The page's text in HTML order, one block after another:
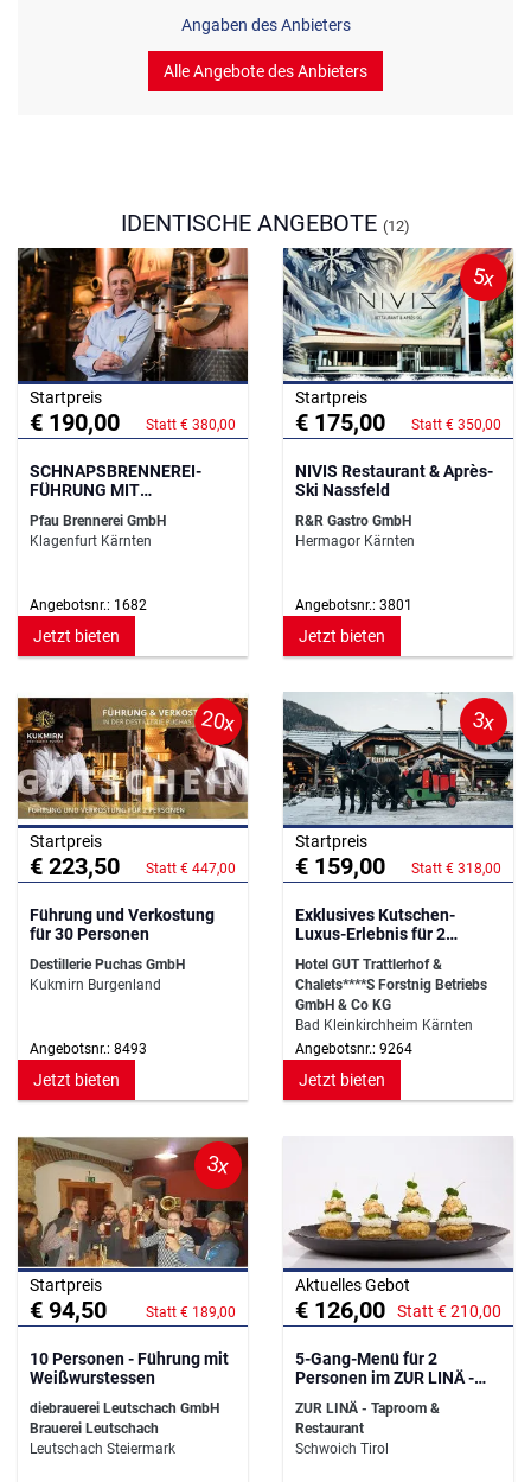
Angaben des Anbieters
Alle Angebote des Anbieters
IDENTISCHE ANGEBOTE (12)
Startpreis
€ 190,00 Statt € 380,00
SCHNAPSBRENNEREI-
FÜHRUNG MIT
VERKOSTUNG
Pfau Brennerei GmbH
Klagenfurt Kärnten
Angebotsnr.: 1682
Jetzt bieten
5x
Startpreis
€ 175,00 Statt € 350,00
NIVIS Restaurant & Après-
Ski Nassfeld
R&R Gastro GmbH
Hermagor Kärnten
Angebotsnr.: 3801
Jetzt bieten
20x
Startpreis
€ 223,50 Statt € 447,00
Führung und Verkostung
für 30 Personen
Destillerie Puchas GmbH
Kukmirn Burgenland
Angebotsnr.: 8493
Jetzt bieten
3x
Startpreis
€ 159,00 Statt € 318,00
Exklusives Kutschen-
Luxus-Erlebnis für 2
Hotel GUT Trattlerhof &
Chalets****S Forstnig Betriebs
GmbH & Co KG
Bad Kleinkirchheim Kärnten
Angebotsnr.: 9264
Jetzt bieten
3x
Startpreis
€ 94,50 Statt € 189,00
10 Personen - Führung mit
Weißwurstessen
diebrauerei Leutschach GmbH
Brauerei Leutschach
Leutschach Steiermark
Aktuelles Gebot
€ 126,00 Statt € 210,00
5-Gang-Menü für 2
Personen im ZUR LINÄ -
Taproom & Restaurant
ZUR LINÄ - Taproom &
Restaurant
Schwoich Tirol